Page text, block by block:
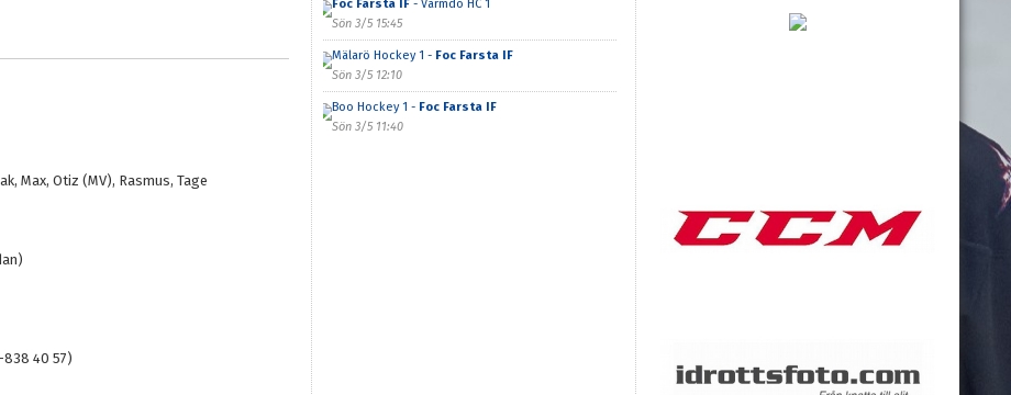
Max, Otiz (MV), Rasmus, Tage
40 57)
Foc Farsta IF- Värmdö HC 1
Sön 3/5 15:45
Mälarö Hockey 1 - Foc Farsta IF
Sön 3/5 12:10
Boo Hockey 1 - Foc Farsta IF
Sön 3/5 11:40